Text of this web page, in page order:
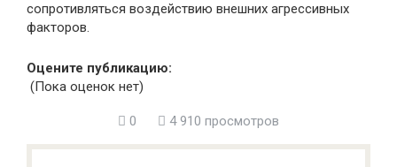
сопротивляться воздействию внешних агрессивных
факторов.
Оцените публикацию:
(Пока оценок нет)
0 4 910 просмотров